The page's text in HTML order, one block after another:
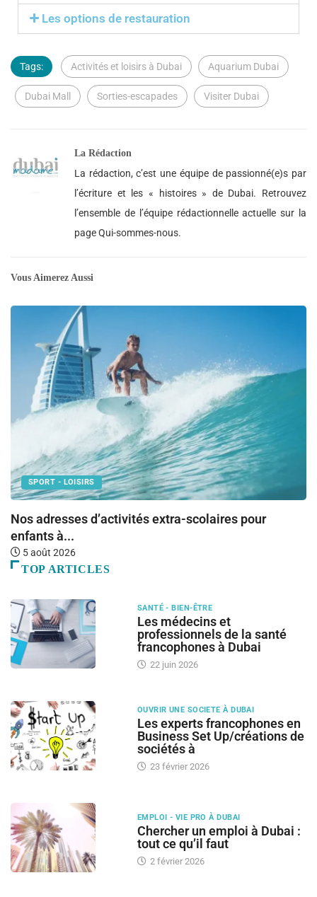
Les options de restauration
Tags: Activités et loisirs à Dubai Aquarium Dubai
Dubai Mall Sorties-escapades Visiter Dubai
La Rédaction
La rédaction, c’est une équipe de passionné(e)s par
l’écriture et les « histoires » de Dubai. Retrouvez
l’ensemble de l’équipe rédactionnelle actuelle sur la
page Qui-sommes-nous.
Vous Aimerez Aussi
SPORT - LOISIRS
Nos adresses d’activités extra-scolaires pour
enfants à...
5 août 2026
TOP ARTICLES
SANTÉ - BIEN-ÊTRE
Les médecins et
professionnels de la santé
francophones à Dubai
22 juin 2026
OUVRIR UNE SOCIETE À DUBAI
Les experts francophones en
Business Set Up/créations de
sociétés à
23 février 2026
EMPLOI - VIE PRO À DUBAI
Chercher un emploi à Dubai :
tout ce qu’il faut
2 février 2026